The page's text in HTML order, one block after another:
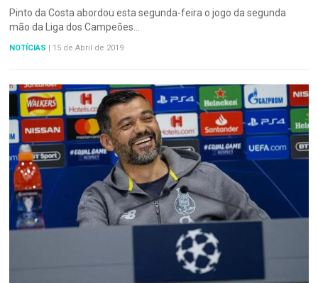
Pinto da Costa abordou esta segunda-feira o jogo da segunda
mão da Liga dos Campeões…
NOTÍCIAS 15 de Abril de 2019